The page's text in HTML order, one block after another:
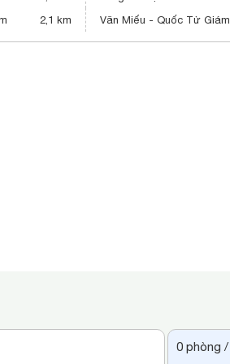
2,1 km Văn Miếu - Quốc Tử Giám
0 phòng /